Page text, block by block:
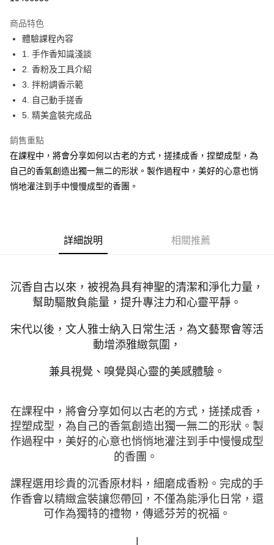
街口支付
悠遊付
Google Pay
全盈+PAY
相關說明
【關於「AFTEE先享後付」】
AFTEE先享後付是「在收到商品之後才付款」的支付方式。 讓您購物簡單
便利好安心！
１．簡單：不需註冊會員、不需綁卡、不需儲值。
１．於結帳方式選擇「AFTEE先享後付」後，將跳轉至「AFTEE先享後付」
結帳頁面，進行簡訊認證並確認金額後，即可完成結帳。
ATM／網路銀行／等多元方式進行付款，方視為交易完成。
※ 請注意：結帳手續完成當下不需立刻繳費，但若您需要取消訂單，請聯絡
購買商品的店家。未經商家同意取消之訂單仍視為有效，需透過AFTEE先享
※ 交易是否成功請以「AFTEE先享後付 」之結帳頁面顯示為準，若有關於
是否繳費成功／繳費後需取消欲退款等相關疑問，請聯繫「AFTEE先享後付
【注意事項】
權轉讓予恩沛科技股份有限公司。
２．關於個人資料處理事宜，請瀏覽以下網址：
https://aftee.tw/terms/#terms3
３．未成年的使用者請事先徵得法定代理人或監護人之同意方可使用
「AFTEE先享後付」，若未經同意申辦者引起之損失，本公司不負相關責
時審查核予不同之上限額度；若仍有額度不足之情形，本公司將視審查結果
請求用戶進行身份認證。
５．嚴禁一人註冊多個帳號或使用他人資訊註冊。若發現惡意使用之情形，
恩沛科技股份有限公司將有權停止該用戶之使用額度並採取法律行動。
付款後門市自取
商品特色
體驗課程內容
1. 手作香知識淺談
2. 香粉及工具介紹
3. 拌粉調香示範
4. 自己動手搓香
5. 精美盒裝完成品
銷售重點
在課程中，將會分享如何以古老的方式，搓揉成香，捏塑成型，為
自己的香氣創造出獨一無二的形狀。製作過程中，美好的心意也悄
悄地灌注到手中慢慢成型的香團。
詳細說明 相關推薦
沉香自古以來，被視為具有神聖的清潔和淨化力量，
幫助驅散負能量，提升專注力和心靈平靜。
宋代以後，文人雅士納入日常生活，為文藝聚會等活
動增添雅緻氛圍，
兼具視覺、嗅覺與心靈的美感體驗。
在課程中，將會分享如何以古老的方式，搓揉成香，
捏塑成型，為自己的香氣創造出獨一無二的形狀。製
作過程中，美好的心意也悄悄地灌注到手中慢慢成型
的香團。
課程選用珍貴的沉香原材料，細磨成香粉。完成的手
作香會以精緻盒裝讓您帶回，不僅為能淨化日常，還
可作為獨特的禮物，傳遞芬芳的祝福。
|